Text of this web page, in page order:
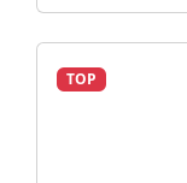
TOP